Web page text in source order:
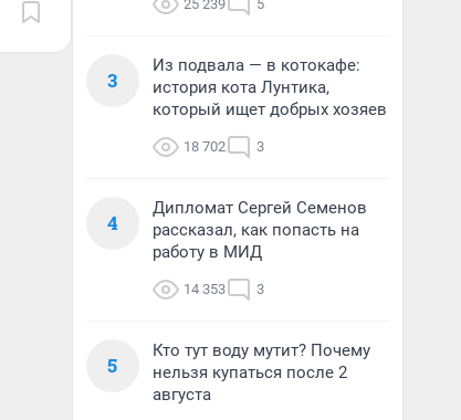
25 239 5
3
Из подвала — в котокафе:
история кота Лунтика,
который ищет добрых хозяев
18 702 3
4
Дипломат Сергей Семенов
рассказал, как попасть на
работу в МИД
14 353 3
5
Кто тут воду мутит? Почему
нельзя купаться после 2
августа